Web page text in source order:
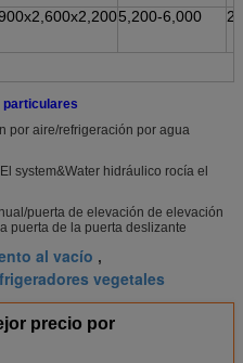
5,200-6,000
particulares
por aire/refrigeración por agua
system&Water hidráulico rocía el
puerta de elevación de elevación
puerta de la puerta deslizante
al vacío ,
vegetales
precio por